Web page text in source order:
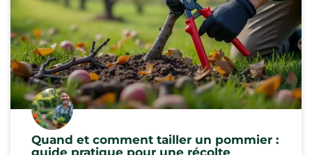
Quand et comment tailler un pommier :
guide pratique pour une récolte